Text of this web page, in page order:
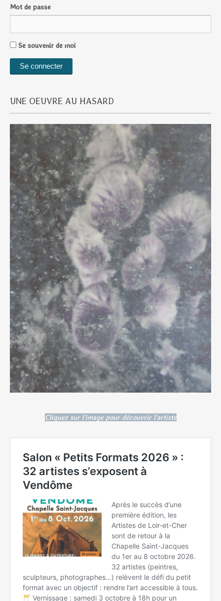
Mot de passe
Se souvenir de moi
UNE OEUVRE AU HASARD
Cliquez sur l'image pour découvrir l'artiste